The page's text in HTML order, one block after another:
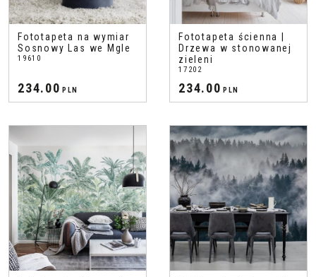
Fototapeta na wymiar
Sosnowy Las we Mgle
19610
234.00 PLN
Fototapeta ścienna |
Drzewa w stonowanej
zieleni
17202
234.00 PLN